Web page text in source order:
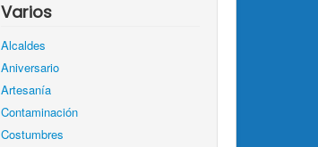
Varios
Alcaldes
Aniversario
Artesanía
Contaminación
Costumbres